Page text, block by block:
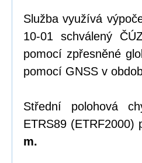
Služba využívá
10-01 schválený
pomocí zpřesněné
pomocí GNSS v
Střední polohová
ETRS89
m.